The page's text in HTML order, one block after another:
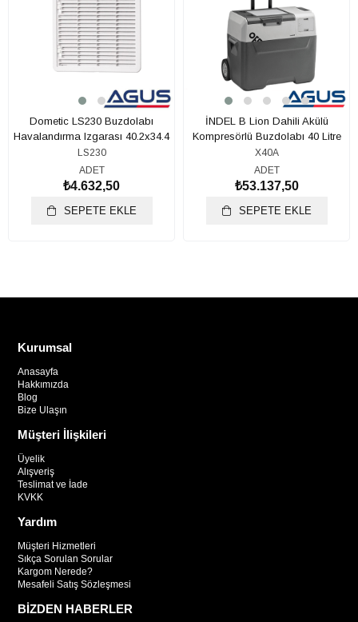
Dometic LS230 Buzdolabı
Havalandırma Izgarası 40.2x34.4
cm
LS230
ADET
₺4.632,50
SEPETE EKLE
İNDEL B Lion Dahili Akülü
Kompresörlü Buzdolabı 40 Litre
X40A
ADET
₺53.137,50
SEPETE EKLE
Kurumsal
Anasayfa
Hakkımızda
Blog
Bize Ulaşın
Müşteri İlişkileri
Üyelik
Alışveriş
Teslimat ve İade
KVKK
Yardım
Müşteri Hizmetleri
Sıkça Sorulan Sorular
Kargom Nerede?
Mesafeli Satış Sözleşmesi
BİZDEN HABERLER